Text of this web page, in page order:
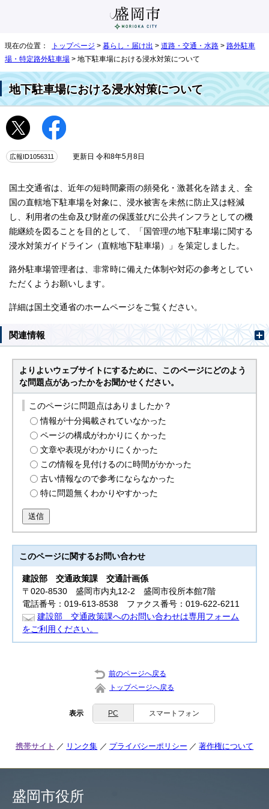
現在の位置： トップページ > 暮らし・届け出 > 道路・交通・水路 > 路外駐車
場・特定路外駐車場 > 地下駐車場における浸水対策について
地下駐車場における浸水対策について
広報ID1056311 更新日 令和8年5月8日
国土交通省は、近年の短時間豪雨の頻発化・激甚化を踏まえ、全
国の直轄地下駐車場を対象に、浸水被害を未然に防止又は軽減
し、利用者の生命及び財産の保護並びに公共インフラとしての機
能継続を図ることを目的として、「国管理の地下駐車場に関する
浸水対策ガイドライン（直轄地下駐車場）」を策定しました。
路外駐車場管理者は、非常時に備えた体制や対応の参考としてい
ただくようお願いします。
詳細は国土交通省のホームページをご覧ください。
関連情報
よりよいウェブサイトにするために、このページにどのよう
な問題点があったかをお聞かせください。
このページに問題点はありましたか？
情報が十分掲載されていなかった
ページの構成がわかりにくかった
文章や表現がわかりにくかった
この情報を見付けるのに時間がかかった
古い情報なので参考にならなかった
特に問題無くわかりやすかった
送信
このページに関するお問い合わせ
建設部交通政策課 交通計画係
〒020-8530 盛岡市内丸12-2 盛岡市役所本館7階
電話番号：019-613-8538 ファクス番号：019-622-6211
建設部 交通政策課へのお問い合わせは専用フォーム
をご利用ください。
前のページへ戻る
トップページへ戻る
表示 PC スマートフォン
携帯サイト リンク集 プライバシーポリシー 著作権について
盛岡市役所